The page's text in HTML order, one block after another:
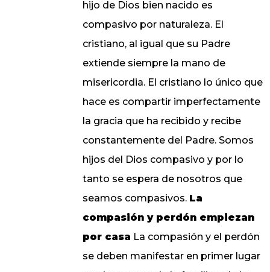
hijo de Dios bien nacido es
compasivo por naturaleza. El
cristiano, al igual que su Padre
extiende siempre la mano de
misericordia. El cristiano lo único que
hace es compartir imperfectamente
la gracia que ha recibido y recibe
constantemente del Padre. Somos
hijos del Dios compasivo y por lo
tanto se espera de nosotros que
seamos compasivos. La
compasión y perdón empiezan
por casa La compasión y el perdón
se deben manifestar en primer lugar